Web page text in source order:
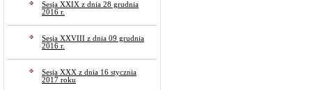
Sesja XXIX z dnia 28 grudnia
2016 r.
Sesja XXVIII z dnia 09 grudnia
2016 r.
Sesja XXX z dnia 16 stycznia
2017 roku